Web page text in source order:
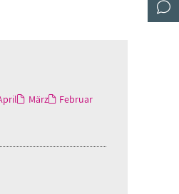
März
Februar